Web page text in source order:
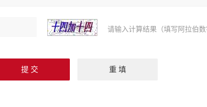
请输入计算结果（填写阿拉伯